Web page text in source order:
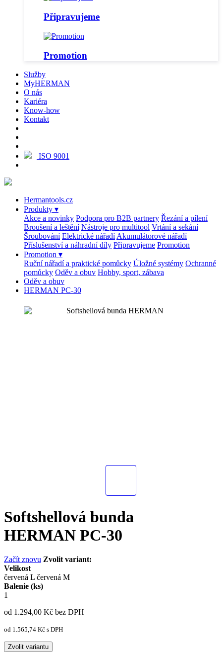
Připravujeme
Promotion
Služby
MyHERMAN
O nás
Kariéra
Know-how
Kontakt
ISO 9001
Hermantools.cz
Produkty ▾
Akce a novinky Podpora pro B2B partnery Řezání a pílení
Broušení a leštění Nástroje pro multitool Vrtání a sekání
Šroubování Elektrické nářadí Akumulátorové nářadí
Příslušenství a náhradní díly Připravujeme Promotion
Promotion ▾
Ruční nářadí a praktické pomůcky Úložné systémy Ochranné
pomůcky Oděv a obuv Hobby, sport, zábava
Oděv a obuv
HERMAN PC-30
Softshellová bunda
HERMAN PC-30
Začít znovu Zvolit variant:
Velikost
červená L červená M
Balenie (ks)
1
od 1.294,00 Kč bez DPH
od 1.565,74 Kč s DPH
Zvolit variantu